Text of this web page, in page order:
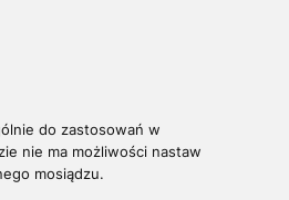
do zastosowań w
nie ma możliwości nastaw
mosiądzu.